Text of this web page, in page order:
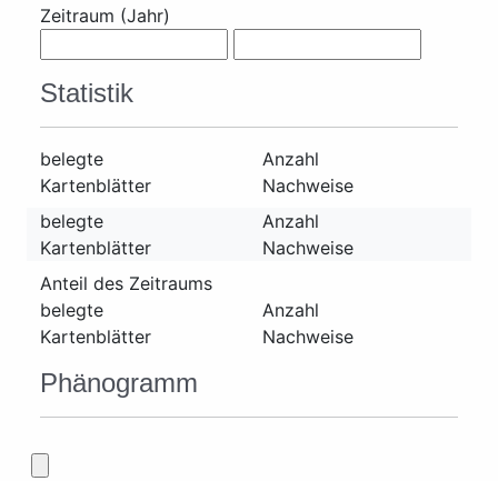
Zeitraum (Jahr)
Statistik
belegte
Kartenblätter
Anzahl
Nachweise
belegte
Kartenblätter
Anzahl
Nachweise
Anteil des Zeitraums
belegte
Kartenblätter
Anzahl
Nachweise
Phänogramm